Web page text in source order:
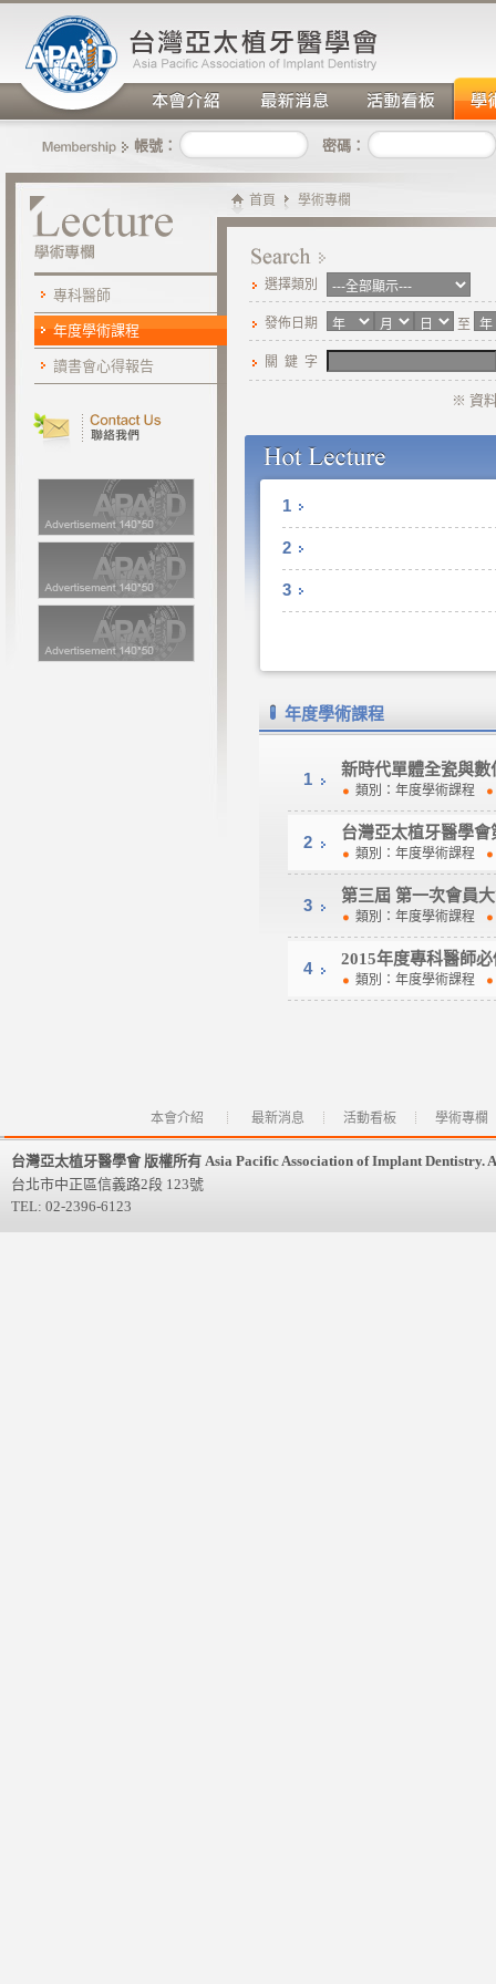
帳號： 密碼：
專科醫師
年度學術課程
讀書會心得報告
首頁 學術專欄
選擇類別
發佈日期 至
關 鍵 字
※ 資
1
2
3
年度學術課程
1 新時代單體全瓷與
類別： 年度學術課程
2 台灣亞太植牙醫學
類別： 年度學術課程
3 第三屆 第一次會員
類別： 年度學術課程
4 2015年度專科醫師
類別： 年度學術課程
本會介紹 最新消息 活動看板 學術專欄
台灣亞太植牙醫學會 版權所有 Asia Pacific Association of Implant Dentistry.
台北市中正區信義路2段 123號
TEL: 02-2396-6123